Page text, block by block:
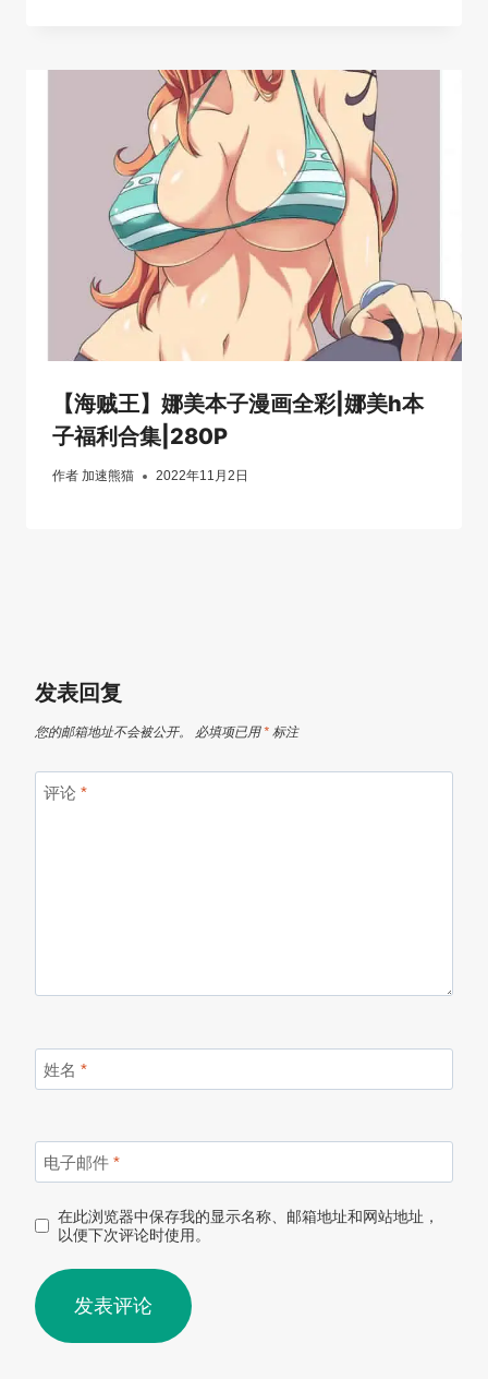
【海贼王】娜美本子漫画全彩|娜美h本
子福利合集|280P
作者 加速熊猫 2022年11月2日
发表回复
您的邮箱地址不会被公开。 必填项已用* 标注
评论 *
姓名 *
电子邮件 *
在此浏览器中保存我的显示名称、邮箱地址和网站地址，
以便下次评论时使用。